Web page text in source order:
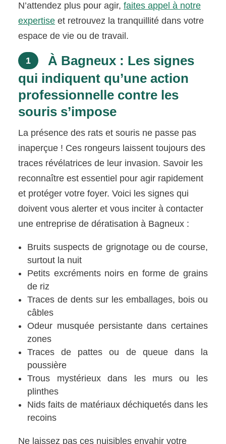
N’attendez plus pour agir,faites appel à notre
expertise et retrouvez la tranquillité dans votre
espace de vie ou de travail.
1
À Bagneux : Les signes
qui indiquent qu’une action
professionnelle contre les
souris s’impose
La présence des rats et souris ne passe pas
inaperçue ! Ces rongeurs laissent toujours des
traces révélatrices de leur invasion. Savoir les
reconnaître est essentiel pour agir rapidement
et protéger votre foyer. Voici les signes qui
doivent vous alerter et vous inciter à contacter
une entreprise de dératisation à Bagneux :
Bruits suspects de grignotage ou de course,
surtout la nuit
Petits excréments noirs en forme de grains
de riz
Traces de dents sur les emballages, bois ou
câbles
Odeur musquée persistante dans certaines
zones
Traces de pattes ou de queue dans la
poussière
Trous mystérieux dans les murs ou les
plinthes
Nids faits de matériaux déchiquetés dans les
recoins
Ne laissez pas ces nuisibles envahir votre